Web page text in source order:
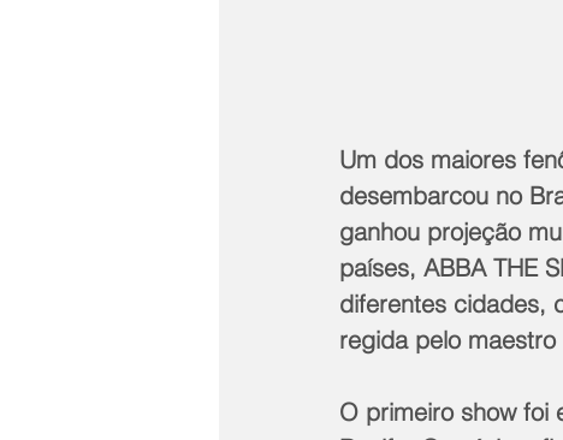
Um dos maiores
desembarcou no
ganhou projeção
países, ABBA THE
diferentes cidades,
regida pelo
O primeiro show foi